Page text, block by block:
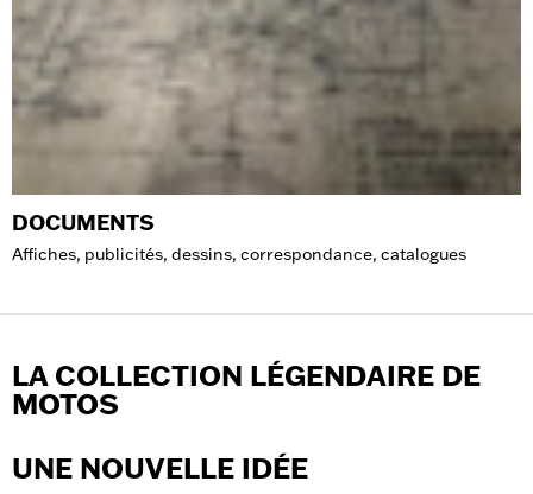
DOCUMENTS
Affiches, publicités, dessins, correspondance, catalogues
LA COLLECTION LÉGENDAIRE DE
MOTOS
UNE NOUVELLE IDÉE